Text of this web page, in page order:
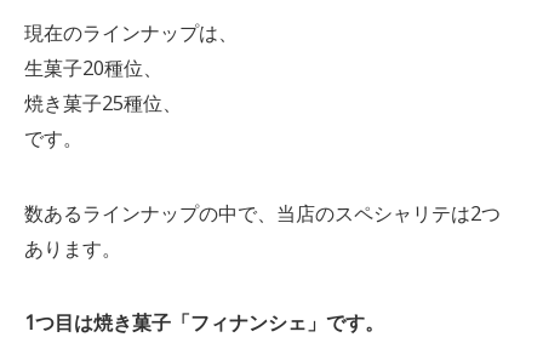
現在のラインナップは、
生菓子20種位、
焼き菓子25種位、
です。
数あるラインナップの中で、当店のスペシャリテは2つ
あります。
1つ目は焼き菓子「フィナンシェ」です。